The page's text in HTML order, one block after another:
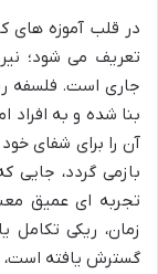
در قلب آموزه های
تعریف می شود؛
جاری است. فلسفه
بنا شده و به افراد
آن را برای شفای
بازمی گردد، جایی
تجربه ای عمیق
زمان، ریکی
گسترش یافته است،